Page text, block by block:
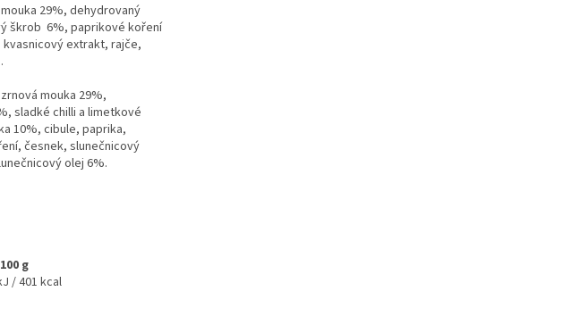
29%, dehydrovaný
škrob 6%, paprikové koření
extrakt, rajče,
mouka 29%,
sladké chilli a limetkové
10%, cibule, paprika,
česnek, slunečnicový
olej 6%.
100 g
/ 401 kcal